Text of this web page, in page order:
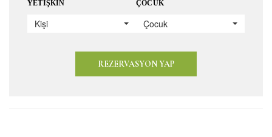
YETIŞKIN
Kişi
ÇOCUK
Çocuk
REZERVASYON YAP